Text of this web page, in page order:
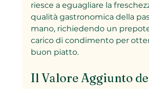
riesce a eguagliare la
qualità gastronomica della
mano, richiedendo un
carico di condimento per
buon piatto.
Il Valore Aggiunto